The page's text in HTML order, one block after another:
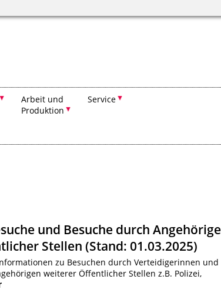
Arbeit und
Produktion
Service
und Besuche durch Angehörige
Stellen (Stand: 01.03.2025)
zu Besuchen durch Verteidigerinnen und
weiterer Öffentlicher Stellen z.B. Polizei,